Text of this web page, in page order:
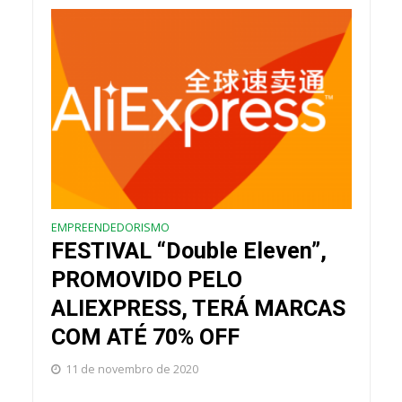
EMPREENDEDORISMO
FESTIVAL “Double Eleven”,
PROMOVIDO PELO
ALIEXPRESS, TERÁ MARCAS
COM ATÉ 70% OFF
11 de novembro de 2020